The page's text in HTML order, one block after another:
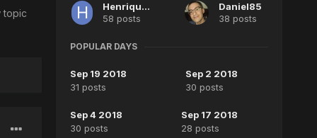
topic
HenriqueBH
58 posts
Daniel85
38 posts
POPULAR DAYS
Sep 19 2018
31 posts
Sep 2 2018
30 posts
Sep 4 2018
30 posts
Sep 17 2018
28 posts